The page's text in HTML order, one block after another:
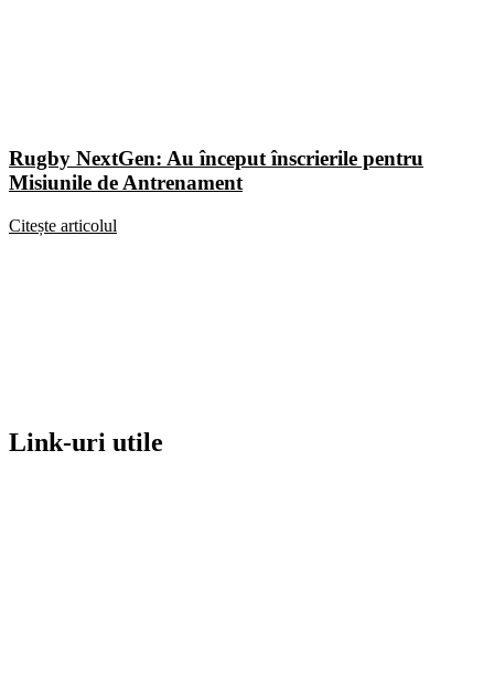
Rugby NextGen: Au început înscrierile pentru
Misiunile de Antrenament
Citește articolul
Link-uri utile